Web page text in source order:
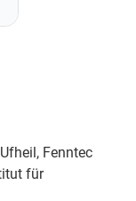
Fenntec
für